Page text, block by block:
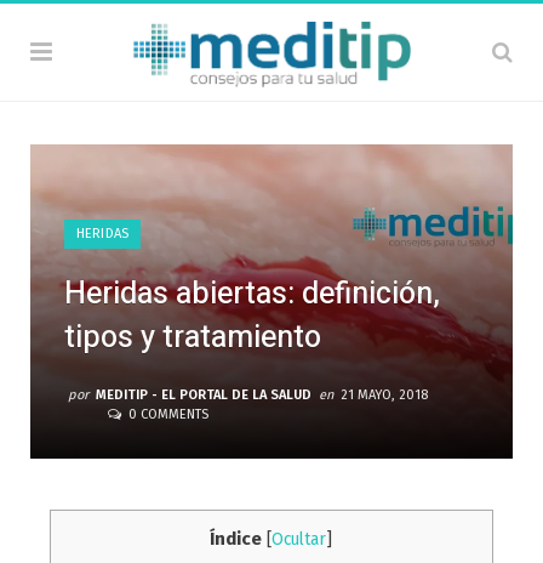
HERIDAS
Heridas abiertas: definición,
tipos y tratamiento
por MEDITIP - EL PORTAL DE LA SALUD en 21 MAYO, 2018
0 COMMENTS
Índice [Ocultar]